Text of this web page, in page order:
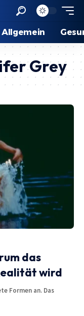
Allgemein
Grey
das
wird
Formen an. Das